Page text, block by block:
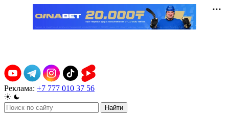
Реклама: +7 777 010 37 56
Найти